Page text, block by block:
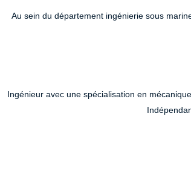
Au sein du département ingénierie sous
Ingénieur avec une spécialisation en